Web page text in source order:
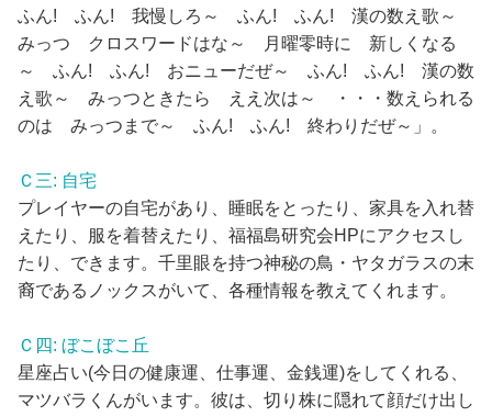
ふん! ふん! 我慢しろ～ ふん! ふん! 漢の数え歌～
みっつ クロスワードはな～ 月曜零時に 新しくなる
～ ふん! ふん! おニューだぜ～ ふん! ふん! 漢の数
え歌～ みっつときたら ええ次は～ ・・・数えられる
のは みっつまで～ ふん! ふん! 終わりだぜ～」。
Ｃ三: 自宅
プレイヤーの自宅があり、睡眠をとったり、家具を入れ替
えたり、服を着替えたり、福福島研究会HPにアクセスし
たり、できます。千里眼を持つ神秘の鳥・ヤタガラスの末
裔であるノックスがいて、各種情報を教えてくれます。
Ｃ四: ぼこぼこ丘
星座占い(今日の健康運、仕事運、金銭運)をしてくれる、
マツバラくんがいます。彼は、切り株に隠れて顔だけ出し